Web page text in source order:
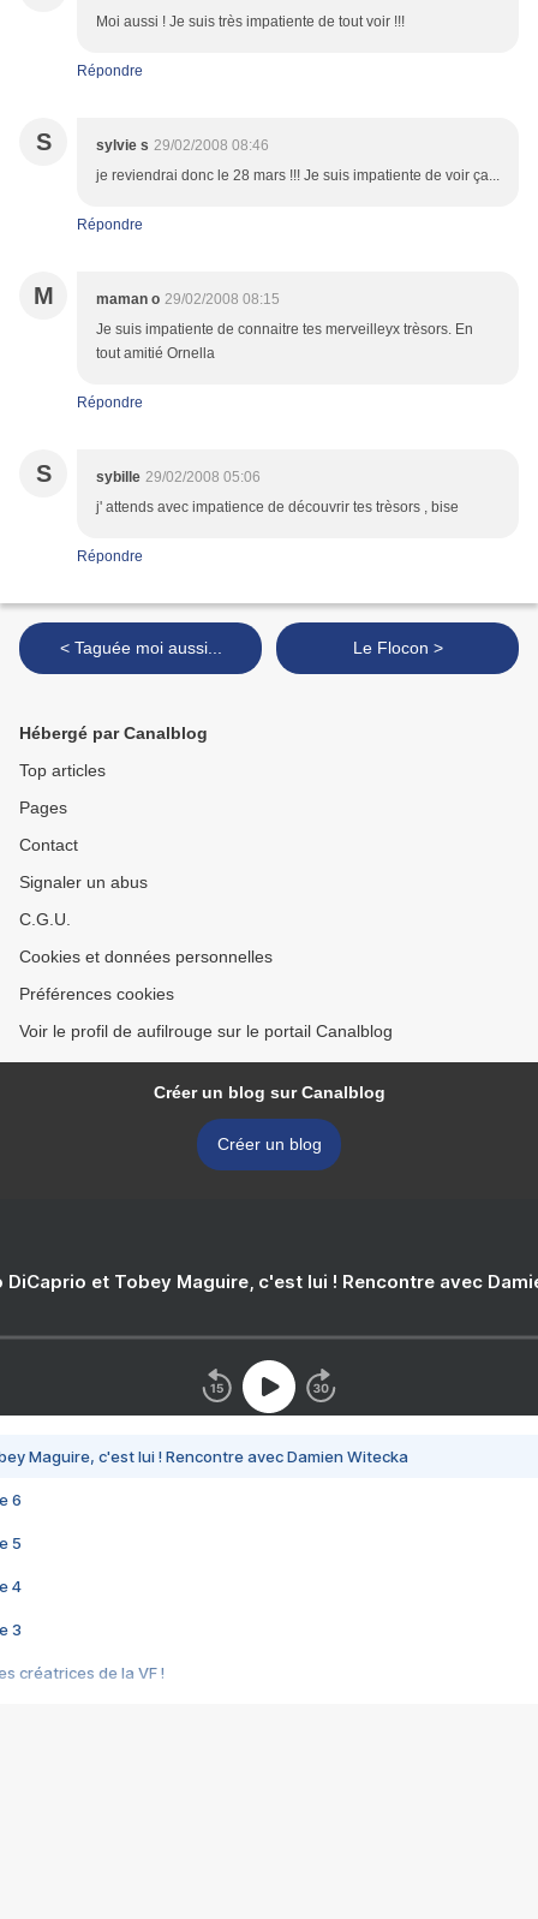
Moi aussi ! Je suis très impatiente de tout voir !!!
Répondre
S sylvie s 29/02/2008 08:46
je reviendrai donc le 28 mars !!! Je suis impatiente de voir ça...
Répondre
M maman o 29/02/2008 08:15
Je suis impatiente de connaitre tes merveilleyx trèsors. En
tout amitié Ornella
Répondre
S sybille 29/02/2008 05:06
j' attends avec impatience de découvrir tes trèsors , bise
Répondre
< Taguée moi aussi... Le Flocon >
Hébergé par Canalblog
Top articles
Pages
Contact
Signaler un abus
C.G.U.
Cookies et données personnelles
Préférences cookies
Voir le profil de aufilrouge sur le portail Canalblog
Créer un blog sur Canalblog
Créer un blog
DiCaprio et Tobey Maguire, c'est lui ! Rencontre avec
Maguire, c'est lui ! Rencontre avec Damien Witecka
6
5
4
3
créatrices de la VF !